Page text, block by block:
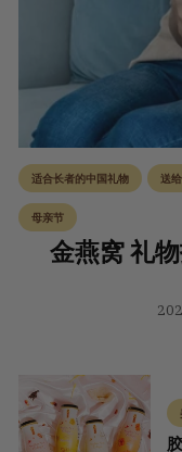
适合长者的中国礼物 送
母亲节
金燕窝 礼